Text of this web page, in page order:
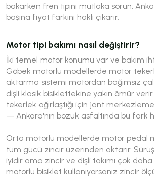
bakarken fren tipini mutlaka sorun;
başına fiyat farkını haklı çıkarır.
Motor tipi bakımı nasıl değiştirir?
İki temel motor konumu var ve bakım
Göbek motorlu modellerde motor
aktarma sistemi motordan bağımsız
dişli klasik bisiklettekine yakın ömür verir.
tekerlek ağırlaştığı için jant
— Ankara'nın bozuk asfaltında bu fark
Orta motorlu modellerde motor pedal
tüm gücü zincir üzerinden aktarır.
iyidir ama zincir ve dişli takımı çok daha
motorlu bisiklet kullanıyorsanız zincir